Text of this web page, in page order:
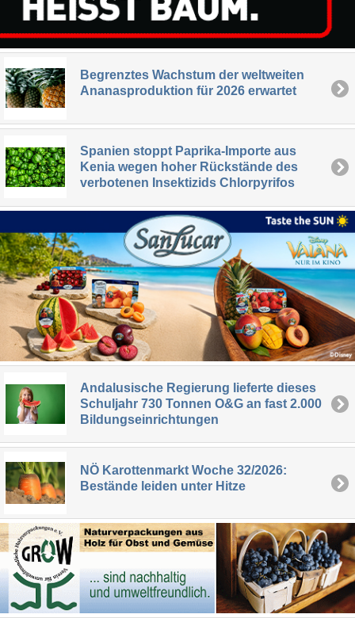
Begrenztes Wachstum der weltweiten
Ananasproduktion für 2026 erwartet
Spanien stoppt Paprika-Importe aus
Kenia wegen hoher Rückstände des
verbotenen Insektizids Chlorpyrifos
Andalusische Regierung lieferte dieses
Schuljahr 730 Tonnen O&G an fast 2.000
Bildungseinrichtungen
NÖ Karottenmarkt Woche 32/2026:
Bestände leiden unter Hitze